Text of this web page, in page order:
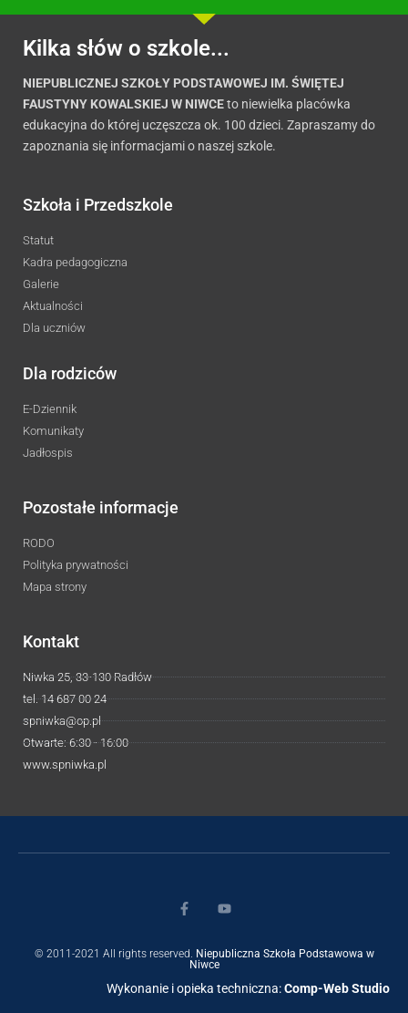
Kilka słów o szkole...
NIEPUBLICZNEJ SZKOŁY PODSTAWOWEJ IM. ŚWIĘTEJ
FAUSTYNY KOWALSKIEJ W NIWCEto niewielka placówka
edukacyjna do której uczęszcza ok. 100 dzieci. Zapraszamy do
zapoznania się informacjami o naszej szkole.
Szkoła i Przedszkole
Statut
Kadra pedagogiczna
Galerie
Aktualności
Dla uczniów
Dla rodziców
E-Dziennik
Komunikaty
Jadłospis
Pozostałe informacje
RODO
Polityka prywatności
Mapa strony
Kontakt
Niwka 25, 33-130 Radłów
tel. 14 687 00 24
spniwka@op.pl
Otwarte: 6:30 - 16:00
www.spniwka.pl
© 2011-2021 All rights reserved. Niepubliczna Szkoła Podstawowa w
Niwce
Wykonanie i opieka techniczna:Comp-Web Studio